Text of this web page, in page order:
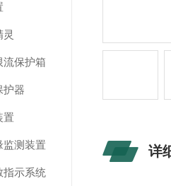
流保护箱
护器
置
监测装置
指示系统
详